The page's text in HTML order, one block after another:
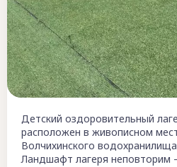
Детский оздоровительный
расположен в живописном
Волчихинского
Ландшафт лагеря неповторим